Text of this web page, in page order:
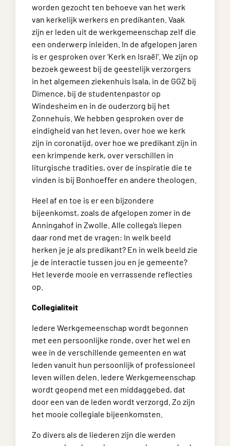
worden gezocht ten behoeve van het werk
van kerkelijk werkers en predikanten. Vaak
zijn er leden uit de werkgemeenschap zelf die
een onderwerp inleiden. In de afgelopen jaren
is er gesproken over ‘Kerk en Israël’. We zijn op
bezoek geweest bij de geestelijk verzorgers
in het algemeen ziekenhuis Isala, in de GGZ bij
Dimence, bij de studentenpastor op
Windesheim en in de ouderzorg bij het
Zonnehuis. We hebben gesproken over de
eindigheid van het leven, over hoe we kerk
zijn in coronatijd, over hoe we predikant zijn in
een krimpende kerk, over verschillen in
liturgische tradities, over de inspiratie die te
vinden is bij Bonhoeffer en andere theologen.
Heel af en toe is er een bijzondere
bijeenkomst, zoals de afgelopen zomer in de
Anningahof in Zwolle. Alle collega’s liepen
daar rond met de vragen: In welk beeld
herken je je als predikant? En in welk beeld zie
je de interactie tussen jou en je gemeente?
Het leverde mooie en verrassende reflecties
op.
Collegialiteit
Iedere Werkgemeenschap wordt begonnen
met een persoonlijke ronde, over het wel en
wee in de verschillende gemeenten en wat
leden vanuit hun persoonlijk of professioneel
leven willen delen. Iedere Werkgemeenschap
wordt geopend met een middaggebed, dat
door een van de leden wordt verzorgd. Zo zijn
het mooie collegiale bijeenkomsten.
Zo divers als de liederen zijn die werden